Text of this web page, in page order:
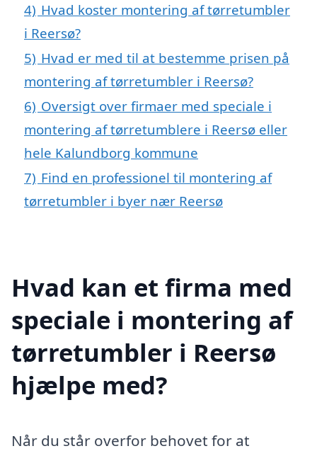
4) Hvad koster montering af tørretumbler
i Reersø?
5) Hvad er med til at bestemme prisen på
montering af tørretumbler i Reersø?
6) Oversigt over firmaer med speciale i
montering af tørretumblere i Reersø eller
hele Kalundborg kommune
7) Find en professionel til montering af
tørretumbler i byer nær Reersø
Hvad kan et firma med
speciale i montering af
tørretumbler i Reersø
hjælpe med?
Når du står overfor behovet for at